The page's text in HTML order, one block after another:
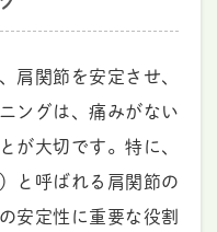
肩関節を安定させ、
ングは、痛みがない
が大切です。特に、
と呼ばれる肩関節の
安定性に重要な役割